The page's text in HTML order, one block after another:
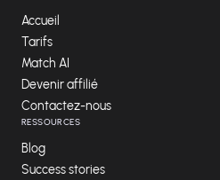
Accueil
Tarifs
Match AI
Devenir affilié
Contactez-nous
RESSOURCES
Blog
Success stories